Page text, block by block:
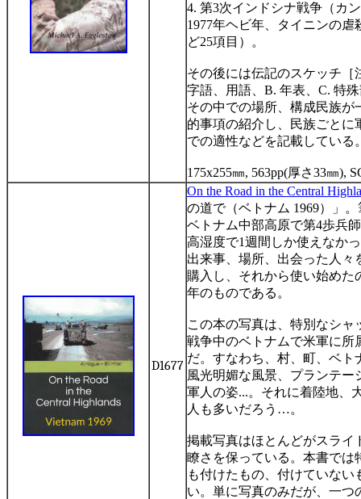
4. 第3次インドシナ戦争（カ
1977年ヘビ年、タイニンの虐
ど25項目）。
その後には伝記のスケッチ［
字語、用語、 B. 年表、 C. 特
その中での場所、構成民族が
的事項の紹介し、民族ごと
での適性などを記載している
175x255㎜, 563pp(厚さ33㎜),
D1677
On the Road in the Central
の道で（ベトナム 1969）」
ベトナム中部高原で第4歩兵
高湿度で1週間しか使えなか
出来事、場所、出会った人々
購入し、それから使い始め
年のものである。
この本の写真は、特別なシ
戦争中のベトナムで米軍に所
だ。すなわち、村、町、ベ
風光明媚な風景、プランテー
軍人の姿...。それに着陸地、
人も多いだろう …。
掲載写真はほとんどがスライ
瞭さを保っている。本書では
も付けたもの、付けていな
い。単に写真のみだが、一